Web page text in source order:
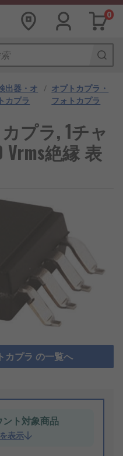
0
出器・オ
カプラ
/ オプトカプラ・
フォトカプラ
プラ, 1チャ
Vrms絶縁 表
カプラ の一覧へ
ト対象商品
表示